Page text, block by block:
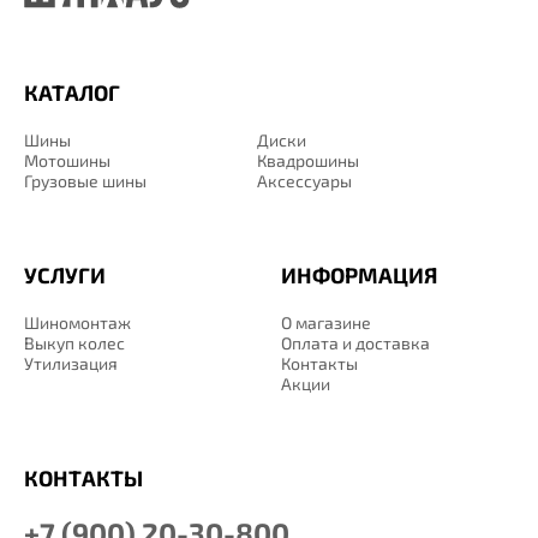
КАТАЛОГ
Шины
Диски
Мотошины
Квадрошины
Грузовые шины
Аксессуары
ИНФОРМАЦИЯ
О магазине
Оплата и доставка
Контакты
Акции
УСЛУГИ
Шиномонтаж
Выкуп колес
Утилизация
КОНТАКТЫ